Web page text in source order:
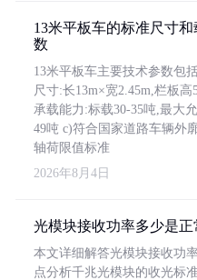
13米平板车的标准尺寸和
数
13米平板车主要技术参数包
尺寸:长13m×宽2.45m,栏板高
承载能力:标载30-35吨,最大
49吨 c)符合国家道路车辆外
轴荷限值标准
2026年8月4日
光模块接收功率多少是正
本文详细解答光模块接收功
点分析千兆光模块的收光标